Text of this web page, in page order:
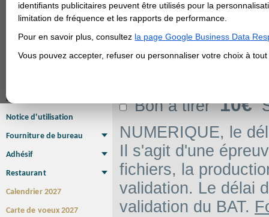
identifiants publicitaires peuvent être utilisés pour la
limitation de fréquence et les rapports de performance.
Pour en savoir plus, consultez la page Google Business Data
Vous pouvez accepter, refuser ou personnaliser votre choix à
IMPRESSION 24H
Carte Indéchirable
Carte de correspondance
Cartes postales
Marque-pages
Carte de Fidélité
Carte PVC
Carte & faire-part
Flyer & Dépliant
Brochure/Catalogue
Notice d'utilisation
Fourniture de bureau
Adhésif
Restaurant
Calendrier 2027
Carte de voeux 2027
Pelliculage
Type de coins
Bon à tirer10€
NUMERIQUE, le
Il s'agit d'une
fichiers, la
validation. Le délai
validation du BAT.